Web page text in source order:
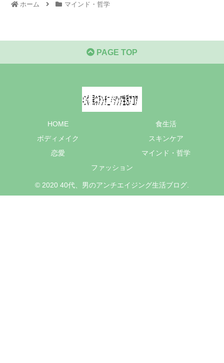
ホーム マインド・哲学
PAGE TOP
HOME
食生活
ボディメイク
スキンケア
恋愛
マインド・哲学
ファッション
© 2020 40代、男のアンチエイジング生活ブログ.